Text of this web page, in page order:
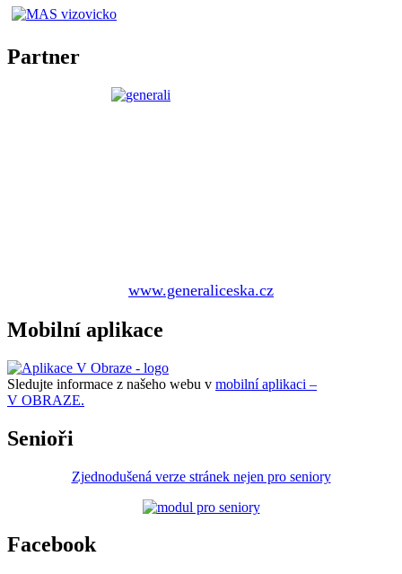
Partner
www.generaliceska.cz
Mobilní aplikace
Sledujte informace z našeho webu v mobilní aplikaci –
V OBRAZE.
Senioři
Zjednodušená verze stránek nejen pro seniory
Facebook